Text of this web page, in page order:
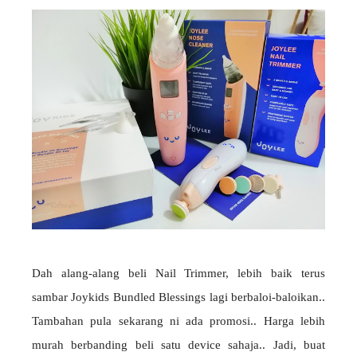
Dah alang-alang beli Nail Trimmer, lebih baik terus
sambar Joykids Bundled Blessings lagi berbaloi-baloikan..
Tambahan pula sekarang ni ada promosi.. Harga lebih
murah berbanding beli satu device sahaja.. Jadi, buat